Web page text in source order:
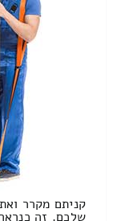
קניתם מקרר
שלכם. זה